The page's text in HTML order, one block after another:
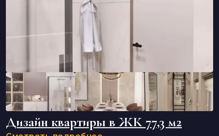
Дизайн квартиры в ЖК 77,3 м2